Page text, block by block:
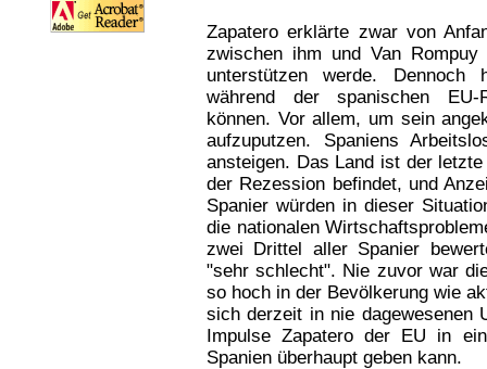
Zapatero erklärte zwar von
zwischen ihm und Van
unterstützen werde. Dennoch
während der spanischen EU-
können. Vor allem, um sein
aufzuputzen. Spaniens
ansteigen. Das Land ist der
der Rezession befindet, und
Spanier würden in dieser
die nationalen
zwei Drittel aller Spanier
"sehr schlecht". Nie zuvor war
so hoch in der Bevölkerung wie
sich derzeit in nie dagewesenen
Impulse Zapatero der EU in
Spanien überhaupt geben kann.